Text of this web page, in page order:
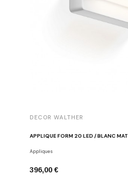
DECOR WALTHER
APPLIQUE FORM 20 LED / BLANC MAT
Appliques
396,00 €